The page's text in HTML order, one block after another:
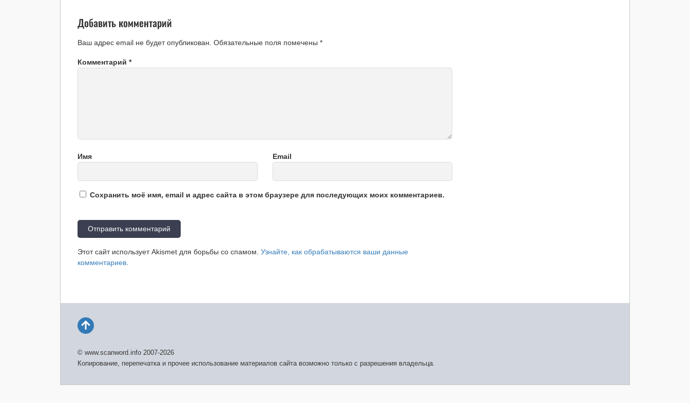
Добавить комментарий
Ваш адрес email не будет опубликован. Обязательные поля помечены*
Комментарий*
Имя Email
Сохранить моё имя, email и адрес сайта в этом браузере для последующих моих комментариев.
Этот сайт использует Akismet для борьбы со спамом.Узнайте, как обрабатываются ваши данные
комментариев.
© www.scanword.info 2007-2026
Копирование, перепечатка и прочее использование материалов сайта возможно только с разрешения владельца.